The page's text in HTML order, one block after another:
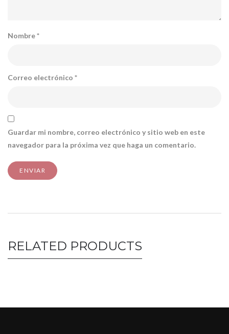
Nombre*
Correo electrónico *
Guardar mi nombre, correo electrónico y sitio web en este
navegador para la próxima vez que haga un comentario.
RELATED PRODUCTS